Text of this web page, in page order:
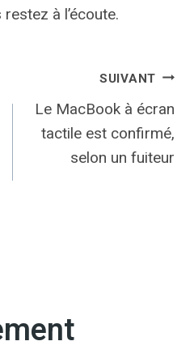
à l’écoute.
SUIVANT
Le MacBook à écran
tactile est confirmé,
selon un fuiteur